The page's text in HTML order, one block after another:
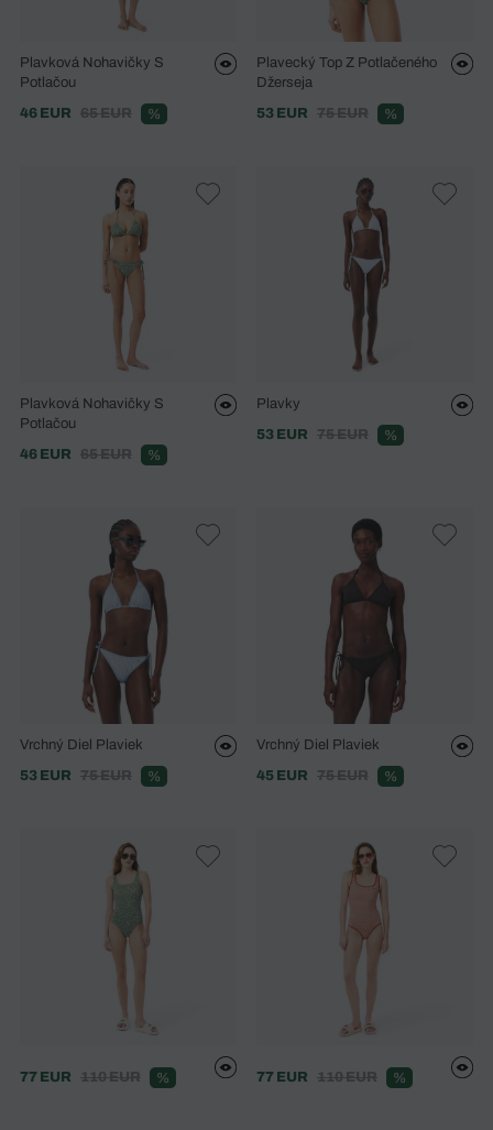
Plavková Nohavičky S
Potlačou
46 EUR
65 EUR %
Plavecký Top Z Potlačeného
Džerseja
53 EUR
75 EUR %
Plavková Nohavičky S
Potlačou
46 EUR
65 EUR %
Plavky
53 EUR
75 EUR %
Vrchný Diel Plaviek
53 EUR
75 EUR %
Vrchný Diel Plaviek
45 EUR
75 EUR %
77 EUR 110 EUR % 77 EUR 110 EUR %